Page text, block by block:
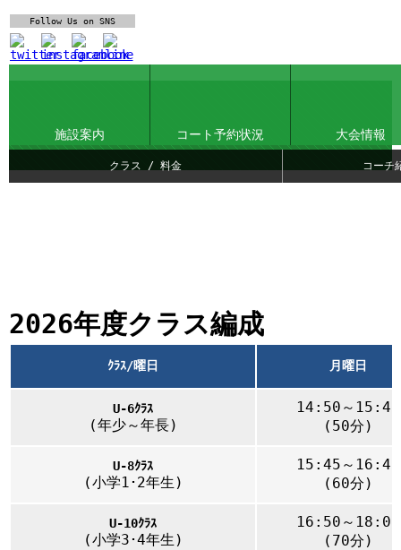
Follow Us on SNS
施設案内 コート予約状況 大会情報
クラス / 料金 コーチ
2026年度クラス編成
ｸﾗｽ/曜日 月曜日
U-6ｸﾗｽ
(年少～年長)
14:50～15:40
(50分)
U-8ｸﾗｽ
(小学1･2年生)
15:45～16:45
(60分)
U-10ｸﾗｽ
(小学3･4年生)
16:50～18:00
(70分)